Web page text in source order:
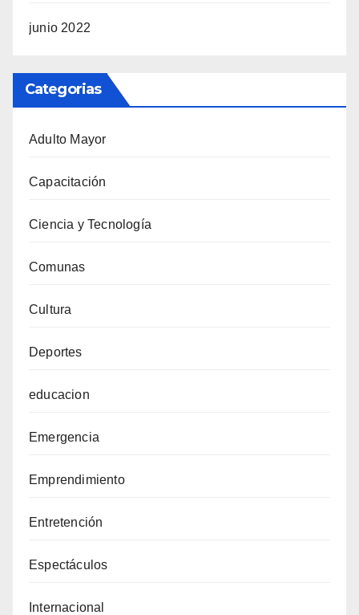
junio 2022
Categorias
Adulto Mayor
Capacitación
Ciencia y Tecnología
Comunas
Cultura
Deportes
educacion
Emergencia
Emprendimiento
Entretención
Espectáculos
Internacional